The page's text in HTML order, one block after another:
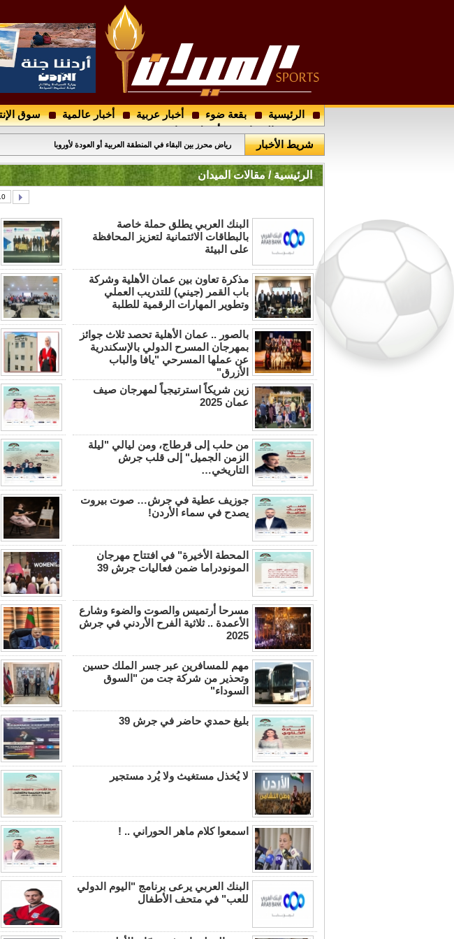
الرئيسية بقعة ضوء أخبار عربية أخبار عالمية سوق
مجتمع الميدان
أرسل خبرا
شريط الأخبار
الدميسي لـ " الميدان الرياضي " : مفاجأة لجماهير الوحدات في الأيام
رياض محرز بين البقاء في المنطقة العربية أو العودة لأوروبا
الرئيسية / مقالات الميدان
البنك العربي يطلق حملة خاصة
بالبطاقات الائتمانية لتعزيز المحافظة
على البيئة
مذكرة تعاون بين عمان الأهلية وشركة
باب القمر (جيني) للتدريب العملي
وتطوير المهارات الرقمية للطلبة
بالصور .. عمان الأهلية تحصد ثلاث جوائز
بمهرجان المسرح الدولي بالإسكندرية
عن عملها المسرحي "يافا والباب
الأزرق"
زين شريكاً استرتيجياً لمهرجان صيف
عمان 2025
من حلب إلى قرطاج، ومن ليالي "ليلة
الزمن الجميل" إلى قلب جرش
التاريخي…
جوزيف عطية في جرش… صوت بيروت
يصدح في سماء الأردن!
المحطة الأخيرة" في افتتاح مهرجان
المونودراما ضمن فعاليات جرش 39
مسرحا أرتميس والصوت والضوء وشارع
الأعمدة .. ثلاثية الفرح الأردني في جرش
2025
مهم للمسافرين عبر جسر الملك حسين
وتحذير من شركة جت من "السوق
السوداء"
بليغ حمدي حاضر في جرش 39
لا يُخذل مستغيث ولا يُرد مستجير
اسمعوا كلام ماهر الحوراني .. !
البنك العربي يرعى برنامج "اليوم الدولي
للعب" في متحف الأطفال